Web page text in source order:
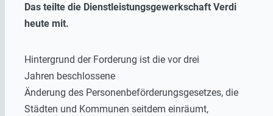
Das teilte die Dienstleistungsgewerkschaft Verdi
heute mit.
Hintergrund der Forderung ist die vor drei
Jahren beschlossene
Änderung des Personenbeförderungsgesetzes, die
Städten und Kommunen seitdem einräumt,